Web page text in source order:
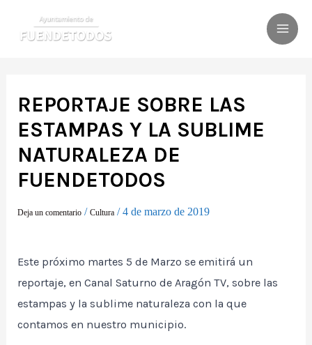
REPORTAJE SOBRE LAS
ESTAMPAS Y LA SUBLIME
NATURALEZA DE
FUENDETODOS
Deja un comentario /Cultura /4 de marzo de 2019
Este próximo martes 5 de Marzo se emitirá un
reportaje, en Canal Saturno de Aragón TV, sobre las
estampas y la sublime naturaleza con la que
contamos en nuestro municipio.